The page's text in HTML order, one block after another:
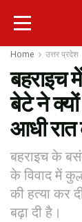
Home उत्तर प्रदेश
बहराइच
बेटे ने क्यों
आधी रात
बहराइच के
के विवाद में
की हत्या कर
बढ़ा दी है।